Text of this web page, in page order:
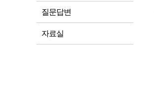
질문답변
자료실